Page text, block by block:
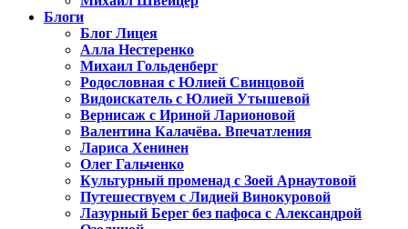
Блоги
Блог Лицея
Алла Нестеренко
Михаил Гольденберг
Родословная с Юлией Свинцовой
Видоискатель с Юлией Утышевой
Вернисаж с Ириной Ларионовой
Валентина Калачёва. Впечатления
Лариса Хенинен
Олег Гальченко
Культурный променад с Зоей Арнаутовой
Путешествуем с Лидией Винокуровой
Лазурный Берег без пафоса с Александрой